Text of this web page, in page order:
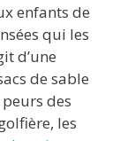
enfants de
qui les
d’une
de sable
des
les